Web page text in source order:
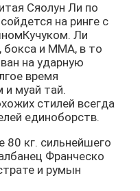
Сяолун Ли по
на ринге с
Ли
и MMA, в то
на ударную
время
и муай тай.
стилей всегда
единоборств.
80 кг. сильнейшего
Франческо
и румын